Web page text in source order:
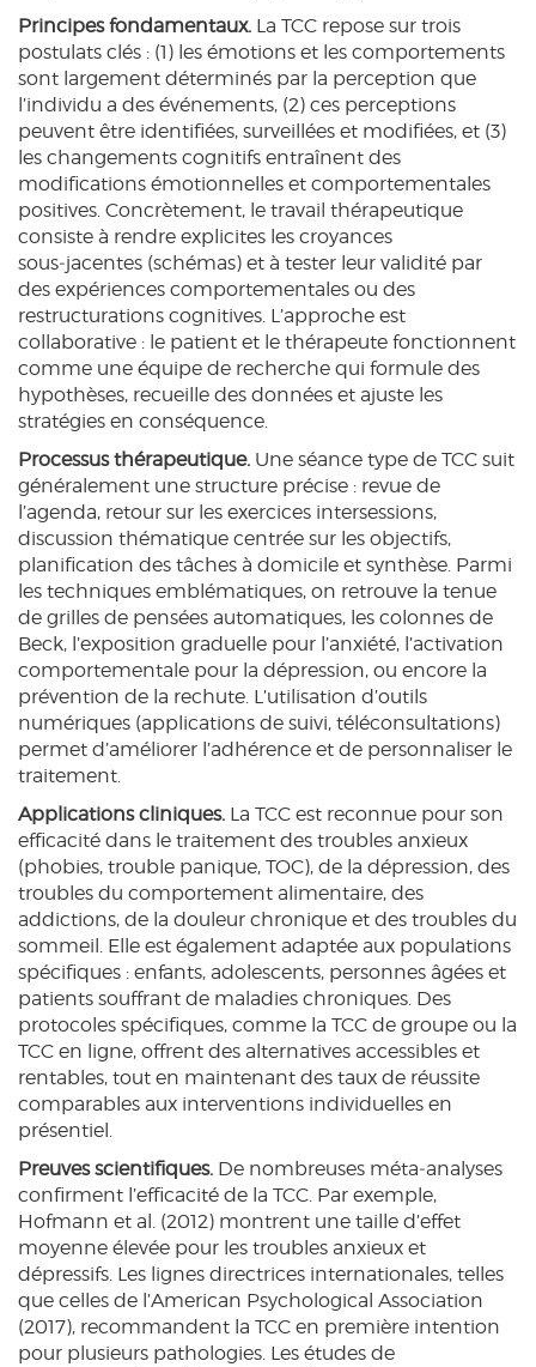
Principes fondamentaux. La TCC repose sur trois
postulats clés : (1) les émotions et les comportements
sont largement déterminés par la perception que
l’individu a des événements, (2) ces perceptions
peuvent être identifiées, surveillées et modifiées, et (3)
les changements cognitifs entraînent des
modifications émotionnelles et comportementales
positives. Concrètement, le travail thérapeutique
consiste à rendre explicites les croyances
sous‑jacentes (schémas) et à tester leur validité par
des expériences comportementales ou des
restructurations cognitives. L’approche est
collaborative : le patient et le thérapeute fonctionnent
comme une équipe de recherche qui formule des
hypothèses, recueille des données et ajuste les
stratégies en conséquence.
Processus thérapeutique. Une séance type de TCC suit
généralement une structure précise : revue de
l’agenda, retour sur les exercices intersessions,
discussion thématique centrée sur les objectifs,
planification des tâches à domicile et synthèse. Parmi
les techniques emblématiques, on retrouve la tenue
de grilles de pensées automatiques, les colonnes de
Beck, l’exposition graduelle pour l’anxiété, l’activation
comportementale pour la dépression, ou encore la
prévention de la rechute. L’utilisation d’outils
numériques (applications de suivi, téléconsultations)
permet d’améliorer l’adhérence et de personnaliser le
traitement.
Applications cliniques. La TCC est reconnue pour son
efficacité dans le traitement des troubles anxieux
(phobies, trouble panique, TOC), de la dépression, des
troubles du comportement alimentaire, des
addictions, de la douleur chronique et des troubles du
sommeil. Elle est également adaptée aux populations
spécifiques : enfants, adolescents, personnes âgées et
patients souffrant de maladies chroniques. Des
protocoles spécifiques, comme la TCC de groupe ou la
TCC en ligne, offrent des alternatives accessibles et
rentables, tout en maintenant des taux de réussite
comparables aux interventions individuelles en
présentiel.
Preuves scientifiques. De nombreuses méta‑analyses
confirment l’efficacité de la TCC. Par exemple,
Hofmann et al. (2012) montrent une taille d’effet
moyenne élevée pour les troubles anxieux et
dépressifs. Les lignes directrices internationales, telles
que celles de l’American Psychological Association
(2017), recommandent la TCC en première intention
pour plusieurs pathologies. Les études de